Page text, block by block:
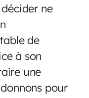
ne
de
à son
une
pour